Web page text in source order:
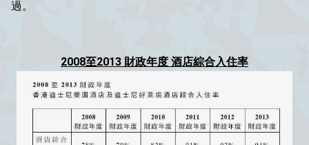
過。
2008至2013 財政年度 酒店綜合入住率